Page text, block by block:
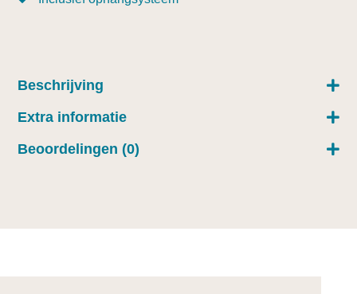
Beschrijving
Extra informatie
Beoordelingen (0)